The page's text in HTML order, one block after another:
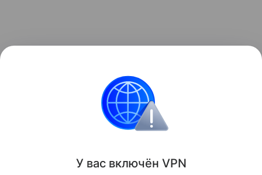
У вас включён VPN